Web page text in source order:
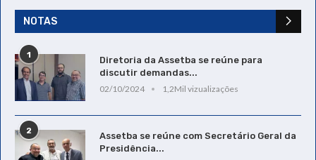
NOTAS
1
Diretoria da Assetba se reúne para
discutir demandas...
02/10/2024
1,2Mil vizualizações
2
Assetba se reúne com Secretário Geral da
Presidência...